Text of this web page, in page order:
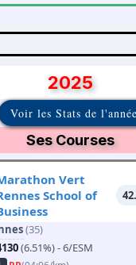
2025
Voir les Stats de l'année
Ses Courses
Vert
School of
(35)
(6.51%) - 6/ESM